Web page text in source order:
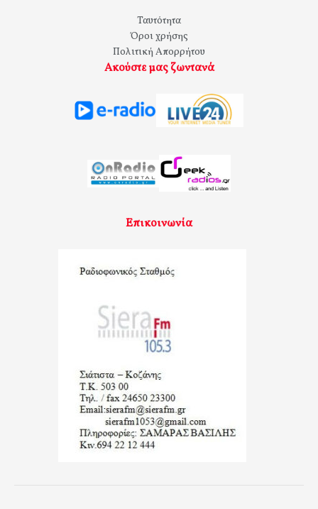
Ταυτότητα
Όροι χρήσης
Πολιτική Απορρήτου
Ακούστε μας ζωντανά
Επικοινωνία